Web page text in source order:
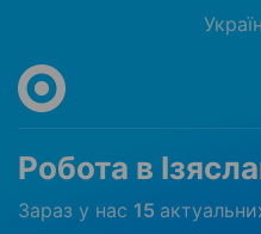
Робота в
Зараз у нас 15